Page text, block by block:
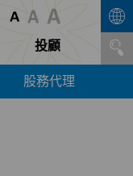
投顧
股務代理